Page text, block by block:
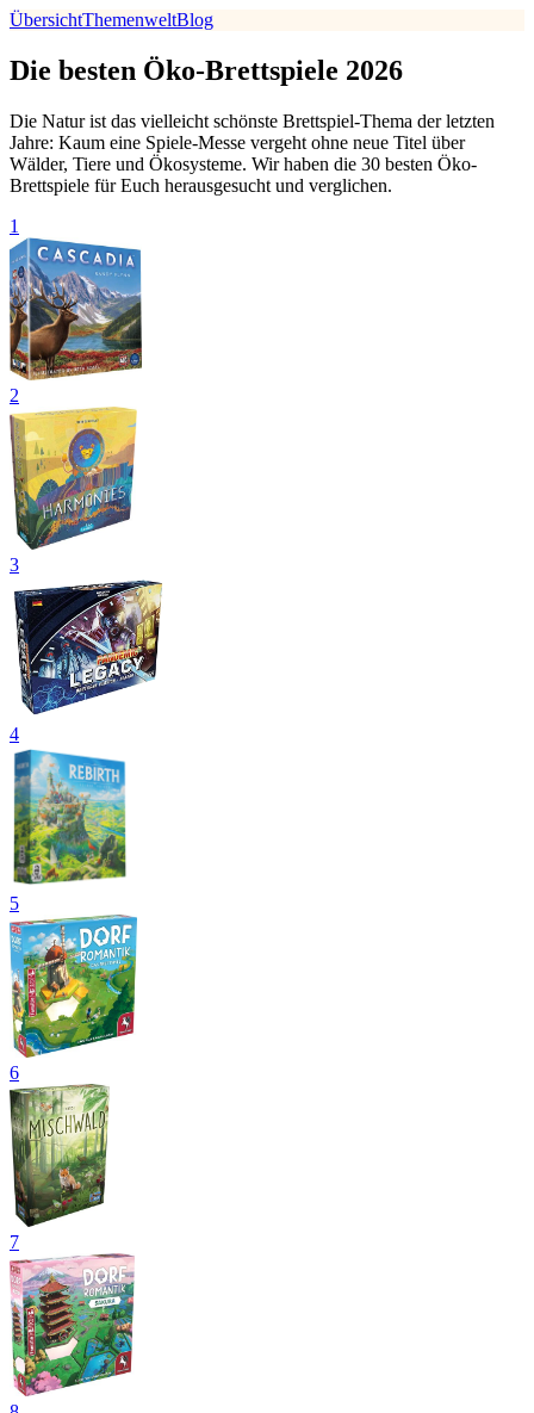
ÜbersichtThemenweltBlog
Die besten Öko-Brettspiele 2026
Die Natur ist das vielleicht schönste Brettspiel-Thema der letzten
Jahre: Kaum eine Spiele-Messe vergeht ohne neue Titel über
Wälder, Tiere und Ökosysteme. Wir haben die 30 besten Öko-
Brettspiele für Euch herausgesucht und verglichen.
1
2
3
4
5
6
7